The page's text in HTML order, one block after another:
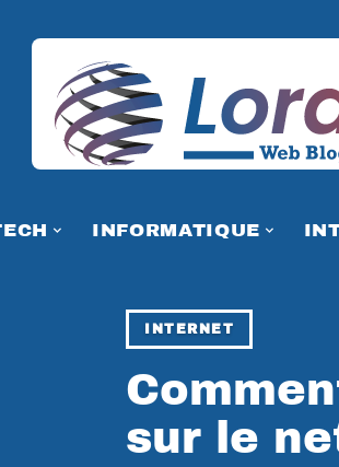
INFORMATIQUE
INTERNET
sur le